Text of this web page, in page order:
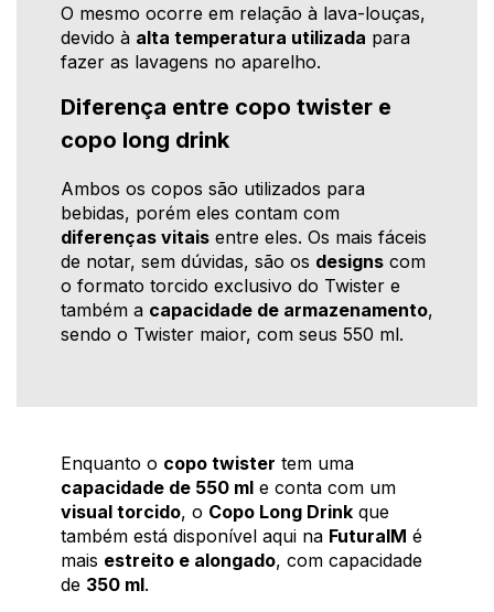
O mesmo ocorre em relação à lava-louças,
devido à alta temperatura utilizada para
fazer as lavagens no aparelho.
Diferença entre copo twister e
copo long drink
Ambos os copos são utilizados para
bebidas, porém eles contam com
diferenças vitais entre eles. Os mais fáceis
de notar, sem dúvidas, são os designs com
o formato torcido exclusivo do Twister e
também a capacidade de armazenamento,
sendo o Twister maior, com seus 550 ml.
Enquanto o copo twister tem uma
capacidade de 550 ml e conta com um
visual torcido, o Copo Long Drink que
também está disponível aqui na FuturaIM é
mais estreito e alongado, com capacidade
de 350 ml.